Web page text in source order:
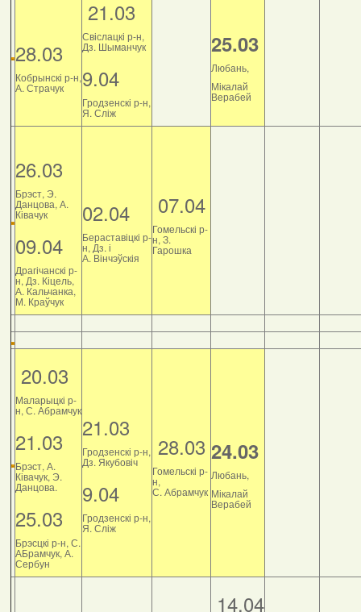
28.03
Кобрынскі р-н,
А. Страчук
21.03
Свіслацкі р-н,
Дз. Шыманчук
9.04
Гродзенскі р-н,
Я. Сліж
25.03
Любань,
Мікалай
Верабей
26.03
Брэст, Э.
Данцова, А.
Ківачук
09.04
Драгічанскі р-
н, Дз. Кіцель,
А. Кальчанка,
М. Краўчук
02.04
Бераставіцкі р-
н, Дз. і
А. Вінчэўскія
07.04
Гомельскі р-
н, З.
Гарошка
20.03
Маларыцкі р-
н, С. Абрамчук
21.03
Брэст, А.
Ківачук, Э.
Данцова.
25.03
Брэсцкі р-н, С.
АБрамчук, А.
Сербун
21.03
Гродзенскі р-н,
Дз. Якубовіч
9.04
Гродзенскі р-н,
Я. Сліж
28.03
Гомельскі р-
н,
С. Абрамчук
24.03
Любань,
Мікалай
Верабей
14.04